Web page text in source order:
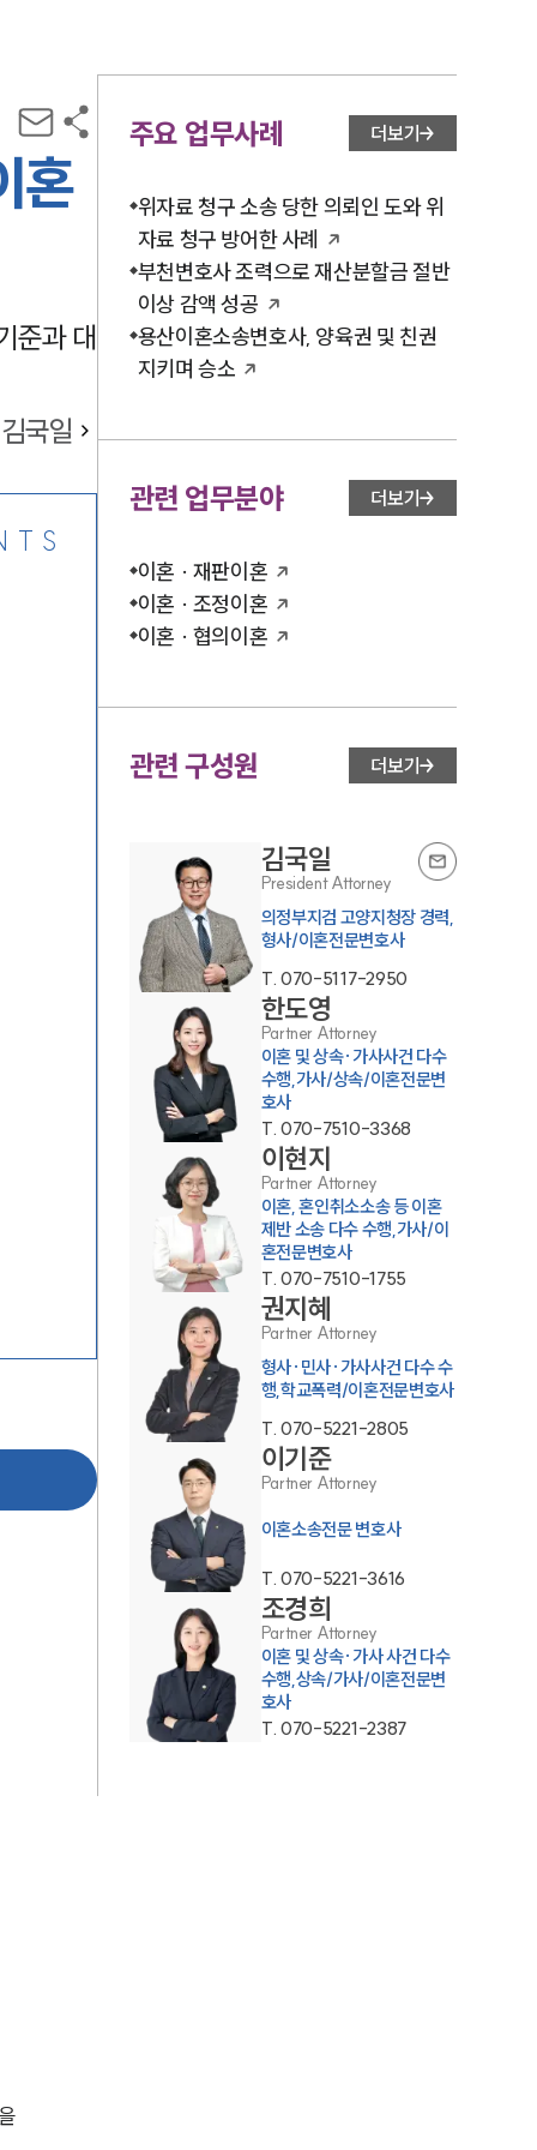
부소개
부소개
대륜의 강점
오시는 길
글로벌 파트너 로펌
고객의 소리
통합검색
AI대륜
업무사례
이혼 주요 업무사례
혼
준과 대
김국일
주요 업무사례 더보기
위자료 청구 소송 당한 의뢰인 도와 위
자료 청구 방어한 사례
부천변호사 조력으로 재산분할금 절반
이상 감액 성공
용산이혼소송변호사, 양육권 및 친권
지키며 승소
관련 업무분야 더보기
이혼 · 재판이혼
이혼 · 조정이혼
이혼 · 협의이혼
관련 구성원 더보기
김국일
President Attorney
의정부지검 고양지청장 경력,
형사/이혼전문변호사
T. 070-5117-2950
한도영
Partner Attorney
이혼 및 상속·가사사건 다수
수행,가사/상속/이혼전문변
호사
T. 070-7510-3368
이현지
Partner Attorney
이혼, 혼인취소소송 등 이혼
제반 소송 다수 수행,가사/이
혼전문변호사
T. 070-7510-1755
권지혜
Partner Attorney
형사·민사·가사사건 다수 수
행,학교폭력/이혼전문변호사
T. 070-5221-2805
이기준
Partner Attorney
이혼소송전문 변호사
T. 070-5221-3616
조경희
Partner Attorney
이혼 및 상속·가사 사건 다수
수행,상속/가사/이혼전문변
호사
T. 070-5221-2387